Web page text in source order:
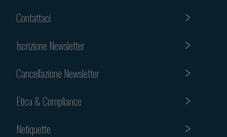
Contattaci
Iscrizione Newsletter
Cancellazione Newsletter
Etica & Compliance
Netiquette